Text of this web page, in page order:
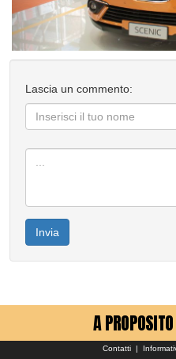
Lascia un commento:
Invia
A
Contatti |